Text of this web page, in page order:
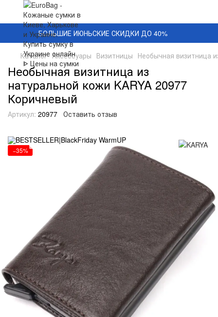
БОЛЬШИЕ ИЮНЬСКИЕ СКИДКИ ДО 40%
Каталог Аксессуары Визитницы Необычная визитница
Необычная визитница из
натуральной кожи KARYA 20977
Коричневый
Артикул: 20977 Оставить отзыв
−35%